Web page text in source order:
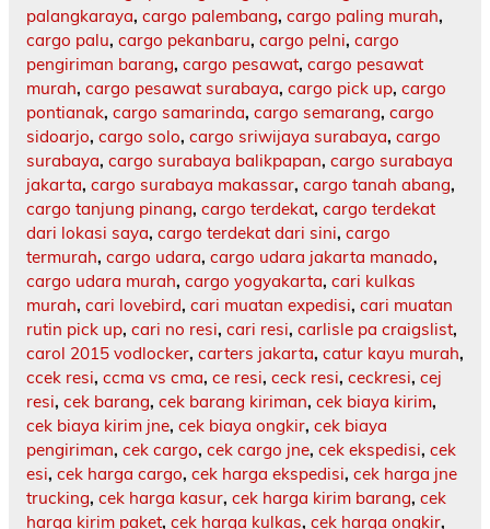
palangkaraya, cargo palembang, cargo paling murah,
cargo palu, cargo pekanbaru, cargo pelni, cargo
pengiriman barang, cargo pesawat, cargo pesawat
murah, cargo pesawat surabaya, cargo pick up, cargo
pontianak, cargo samarinda, cargo semarang, cargo
sidoarjo, cargo solo, cargo sriwijaya surabaya, cargo
surabaya, cargo surabaya balikpapan, cargo surabaya
jakarta, cargo surabaya makassar, cargo tanah abang,
cargo tanjung pinang, cargo terdekat, cargo terdekat
dari lokasi saya, cargo terdekat dari sini, cargo
termurah, cargo udara, cargo udara jakarta manado,
cargo udara murah, cargo yogyakarta, cari kulkas
murah, cari lovebird, cari muatan expedisi, cari muatan
rutin pick up, cari no resi, cari resi, carlisle pa craigslist,
carol 2015 vodlocker, carters jakarta, catur kayu murah,
ccek resi, ccma vs cma, ce resi, ceck resi, ceckresi, cej
resi, cek barang, cek barang kiriman, cek biaya kirim,
cek biaya kirim jne, cek biaya ongkir, cek biaya
pengiriman, cek cargo, cek cargo jne, cek ekspedisi, cek
esi, cek harga cargo, cek harga ekspedisi, cek harga jne
trucking, cek harga kasur, cek harga kirim barang, cek
harga kirim paket, cek harga kulkas, cek harga ongkir,